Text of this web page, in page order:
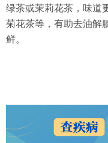
绿茶或茉莉花茶，味道
菊花茶等，有助去油解
鲜。